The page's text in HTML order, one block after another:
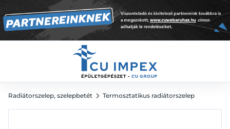
Radiátorszelep, szelepbetét Termosztatikus radiátorszelep
14 983 Ft